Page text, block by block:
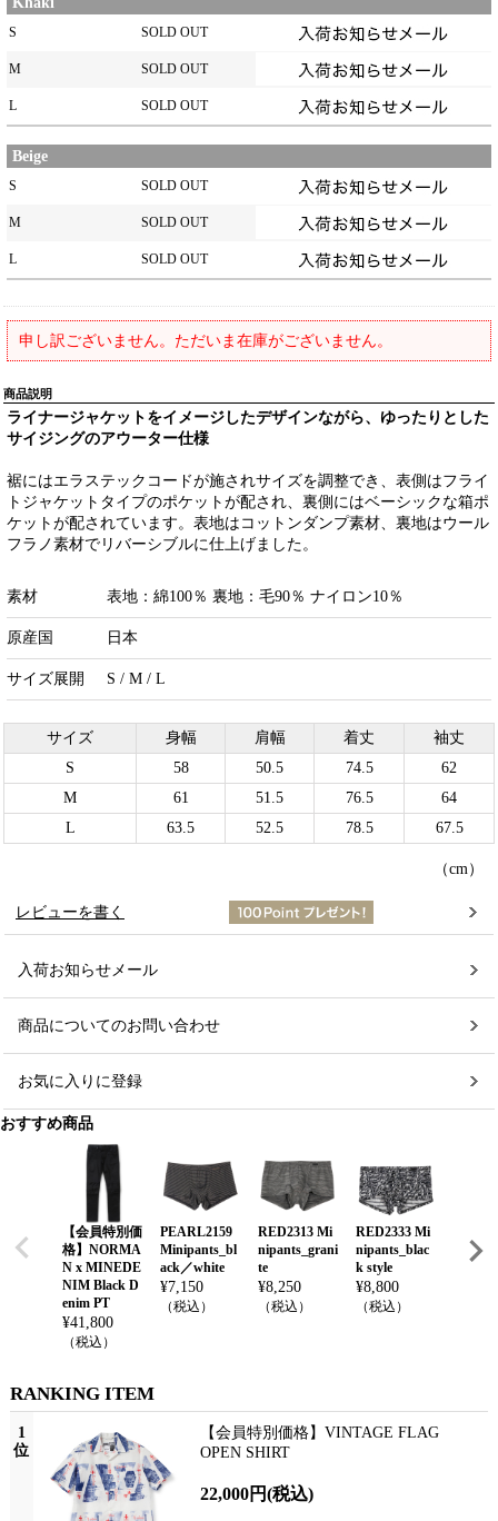
S SOLD OUT
M SOLD OUT
L SOLD OUT
Beige
S SOLD OUT
M SOLD OUT
L SOLD OUT
申し訳ございません。ただいま在庫がございません。
商品説明
ライナージャケットをイメージしたデザインながら、ゆったりとした
サイジングのアウーター仕様
裾にはエラステックコードが施されサイズを調整でき、表側はフライ
トジャケットタイプのポケットが配され、裏側にはベーシックな箱ポ
ケットが配されています。表地はコットンダンプ素材、裏地はウール
フラノ素材でリバーシブルに仕上げました。
素材 表地：綿100％ 裏地：毛90％ ナイロン10％
原産国 日本
サイズ展開 S / M / L
サイズ 身幅 肩幅 着丈
袖丈
S
58 50.5 74.5
62
M
61 51.5 76.5
64
L
63.5 52.5 78.5 67.5
（cm）
レビューを書く
入荷お知らせメール
商品についてのお問い合わせ
お気に入りに登録
おすすめ商品
【会員特別価
格】NORMA
N x MINEDE
NIM Black D
enim PT
¥41,800
（税込）
PEARL2159
Minipants_bl
ack／white
¥7,150
（税込）
RED2313 Mi
nipants_grani
te
¥8,250
（税込）
RED2333 Mi
nipants_blac
k style
¥8,800
（税込）
格】
RANKING ITEM
1
位
【会員特別価格】VINTAGE FLAG
OPEN SHIRT
22,000円(税込)